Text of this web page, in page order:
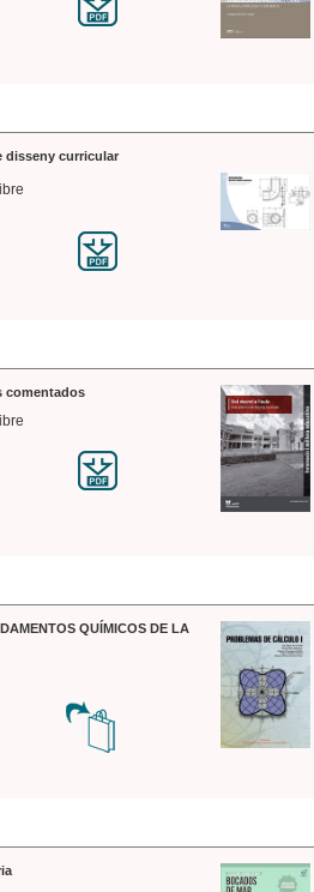
disseny curricular
comentados
QUÍMICOS DE LA